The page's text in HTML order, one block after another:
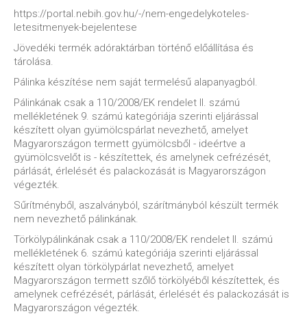
https://portal.nebih.gov.hu/-/nem-engedelykoteles-
letesitmenyek-bejelentese
Jövedéki termék adóraktárban történő előállítása és
tárolása.
Pálinka készítése nem saját termelésű alapanyagból.
Pálinkának csak a 110/2008/EK rendelet II. számú
mellékletének 9. számú kategóriája szerinti eljárással
készített olyan gyümölcspárlat nevezhető, amelyet
Magyarországon termett gyümölcsből - ideértve a
gyümölcsvelőt is - készítettek, és amelynek cefrézését,
párlását, érlelését és palackozását is Magyarországon
végezték.
Sűrítményből, aszalványból, szárítmányból készült termék
nem nevezhető pálinkának.
Törkölypálinkának csak a 110/2008/EK rendelet II. számú
mellékletének 6. számú kategóriája szerinti eljárással
készített olyan törkölypárlat nevezhető, amelyet
Magyarországon termett szőlő törkölyéből készítettek, és
amelynek cefrézését, párlását, érlelését és palackozását is
Magyarországon végezték.